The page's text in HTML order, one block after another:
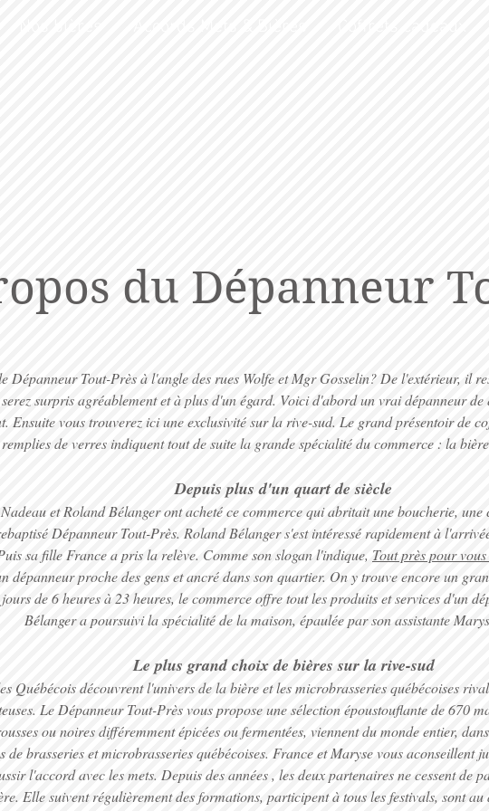
du Dépanneur
Dépanneur Tout-Près à l'angle des rues Wolfe et Mgr Gosselin? De l'extérieur, il
surpris agréablement et à plus d'un égard. Voici d'abord un vrai dépanneur
Ensuite vous trouverez ici une exclusivité sur la rive-sud. Le grand présentoir de
remplies de verres indiquent tout de suite la grande spécialité du commerce : la
Depuis plus d'un quart de siècle
et Roland Bélanger ont acheté ce commerce qui abritait une boucherie, une
Dépanneur Tout-Près. Roland Bélanger s'est intéressé rapidement à
sa fille France a pris la relève. Comme son slogan l'indique, Tout près pour
dépanneur proche des gens et ancré dans son quartier. On y trouve encore un
de 6 heures à 23 heures, le commerce offre tout les produits et services d'un
Bélanger a poursuivi la spécialité de la maison, épaulée par son assistante
Le plus grand choix de bières sur la rive-sud
Québécois découvrent l'univers de la bière et les microbrasseries québécoises
Le Dépanneur Tout-Près vous propose une sélection époustouflante de 670
ou noires différemment épicées ou fermentées, viennent du monde entier,
de brasseries et microbrasseries québécoises. France et Maryse vous aconseillent
l'accord avec les mets. Depuis des années , les deux partenaires ne cessent de
Elle suivent régulièrement des formations, participent à tous les festivals, sont au